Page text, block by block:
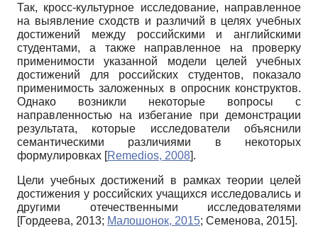
Так, кросс-культурное исследование, направленное
на выявление сходств и различий в целях учебных
достижений между российскими и английскими
студентами, а также направленное на проверку
применимости указанной модели целей учебных
достижений для российских студентов, показало
применимость заложенных в опросник конструк­тов.
Однако возникли некоторые вопросы с
направленностью на избегание при демонстрации
результата, которые исследователи объяснили
семантическими различиями в некоторых
формулировках [Remedios, 2008].
Цели учебных достижений в рамках теории целей
достижения у российских учащихся исследовались и
другими отечественными исследователями
[Гордеева, 2013; Малошонок, 2015; Семенова, 2015].